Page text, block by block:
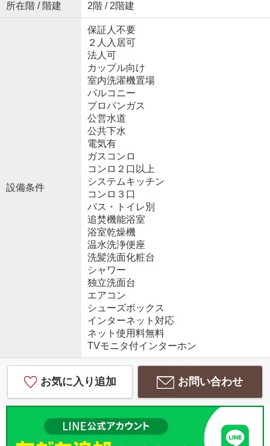
所在階 / 階建 2階 / 2階建
設備条件
保証人不要
２人入居可
法人可
カップル向け
室内洗濯機置場
バルコニー
プロパンガス
公営水道
公共下水
電気有
ガスコンロ
コンロ２口以上
システムキッチン
コンロ３口
バス・トイレ別
追焚機能浴室
浴室乾燥機
温水洗浄便座
洗髪洗面化粧台
シャワー
独立洗面台
エアコン
シューズボックス
インターネット対応
ネット使用料無料
TVモニタ付インターホン
お気に入り追加 お問い合わせ